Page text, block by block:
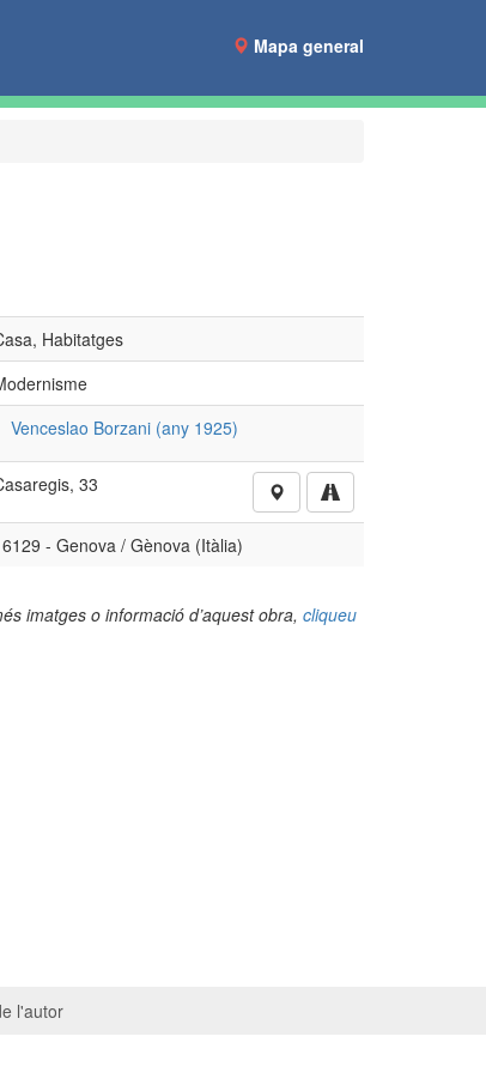
Mapa general
Habitatges
Venceslao Borzani (any 1925)
33
- Genova / Gènova (Itàlia)
imatges o informació d’aquest obra, cliqueu
l'autor